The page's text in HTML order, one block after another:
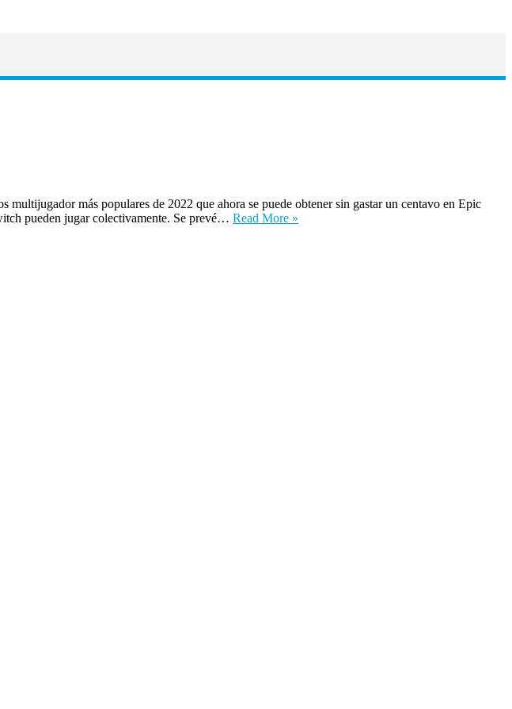
más populares de 2022 que ahora se puede obtener sin gastar un centavo en Epic
pueden jugar colectivamente. Se prevé… Read More »